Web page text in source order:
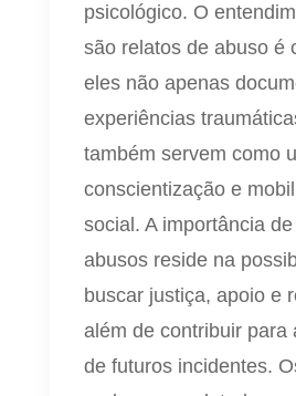
psicológico. O
são relatos de abuso é
eles não apenas
experiências
também servem como
conscientização e
social. A importância
abusos reside na
buscar justiça, apoio e
além de contribuir para
de futuros incidentes.